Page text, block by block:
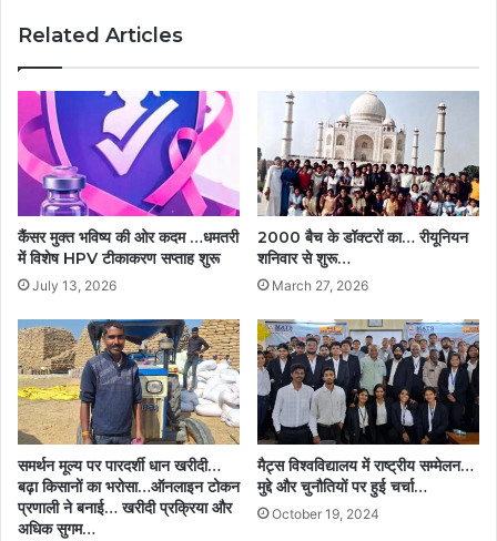
Related Articles
कैंसर मुक्त भविष्य की ओर कदम …धमतरी
में विशेष HPV टीकाकरण सप्ताह शुरू
July 13, 2026
2000 बैच के डॉक्टरों का… रीयूनियन
शनिवार से शुरू…
March 27, 2026
समर्थन मूल्य पर पारदर्शी धान खरीदी…
बढ़ा किसानों का भरोसा…ऑनलाइन टोकन
प्रणाली ने बनाई… खरीदी प्रक्रिया और
अधिक सुगम…
मैट्स विश्वविद्यालय में राष्ट्रीय सम्मेलन…
मुद्दे और चुनौतियों पर हुई चर्चा…
October 19, 2024